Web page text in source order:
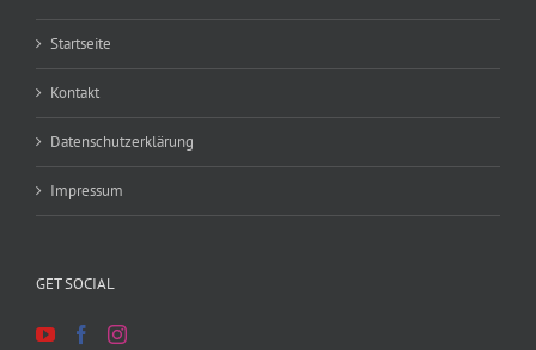
Startseite
Kontakt
Datenschutzerklärung
Impressum
GET SOCIAL